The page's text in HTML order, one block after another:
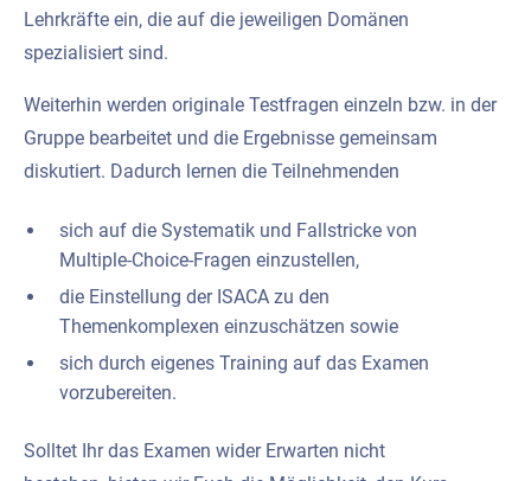
Lehrkräfte ein, die auf die jeweiligen Domänen
spezialisiert sind.
Weiterhin werden originale Testfragen einzeln bzw. in der
Gruppe bearbeitet und die Ergebnisse gemeinsam
diskutiert. Dadurch lernen die Teilnehmenden
sich auf die Systematik und Fallstricke von
Multiple-Choice-Fragen einzustellen,
die Einstellung der ISACA zu den
Themenkomplexen einzuschätzen sowie
sich durch eigenes Training auf das Examen
vorzubereiten.
Solltet Ihr das Examen wider Erwarten nicht